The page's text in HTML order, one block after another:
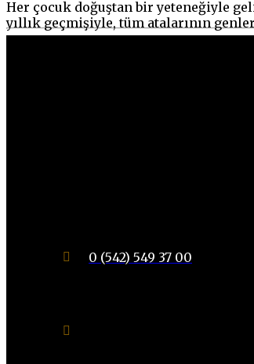
Her çocuk doğuştan bir yeteneğiyle
yıllık geçmişiyle, tüm atalarının
0 (542) 549 37 00